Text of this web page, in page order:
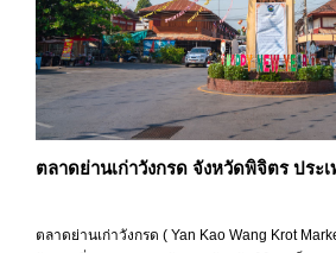
ตลาดย่านเก่าวังกรด จังหวัดพิจิตร ประ
ตลาดย่านเก่าวังกรด ( Yan Kao Wang Krot